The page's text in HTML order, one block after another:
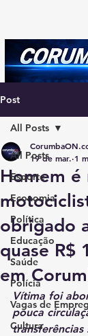
Post
All Posts
Esporte
Economia
Política
Educação
Saúde
Polícia
Vagas de
Cultura
All Posts
Homem
obrigado
quase R$
em
19 de mar. 1
Vítima foi
pouca
transferências